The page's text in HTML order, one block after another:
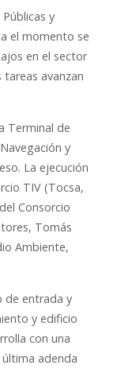
y
el momento se
en el sector
avanzan
Terminal de
y
La ejecución
TIV (Tocsa,
Consorcio
Tomás
Ambiente,
de entrada y
y edificio
con una
última adenda